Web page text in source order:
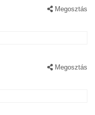
Megosztás
Megosztás